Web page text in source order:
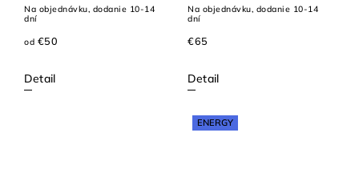
Na objednávku, dodanie 10-14
dní
od €50
Detail
Na objednávku, dodanie 10-14
dní
€65
Detail
ENERGY